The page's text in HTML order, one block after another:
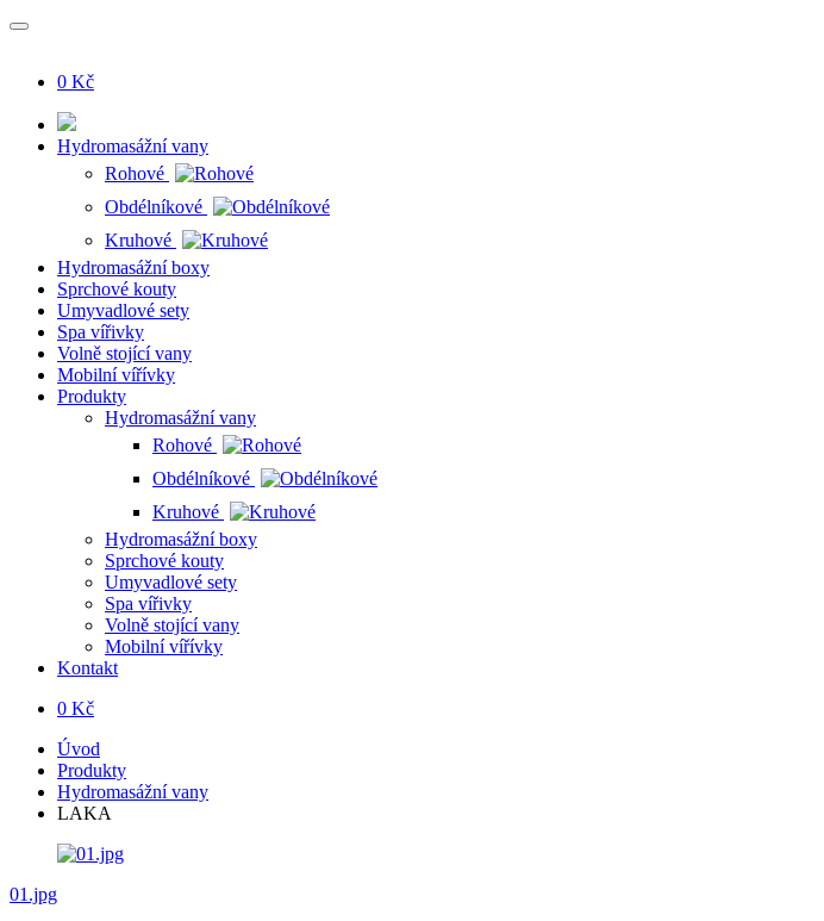
0 Kč
Hydromasážní vany
Rohové
Obdélníkové
Kruhové
Hydromasážní boxy
Sprchové kouty
Umyvadlové sety
Spa vířivky
Volně stojící vany
Mobilní vířívky
Produkty
Hydromasážní vany
Rohové
Obdélníkové
Kruhové
Hydromasážní boxy
Sprchové kouty
Umyvadlové sety
Spa vířivky
Volně stojící vany
Mobilní vířívky
Kontakt
0 Kč
Úvod
Produkty
Hydromasážní vany
LAKA
01.jpg